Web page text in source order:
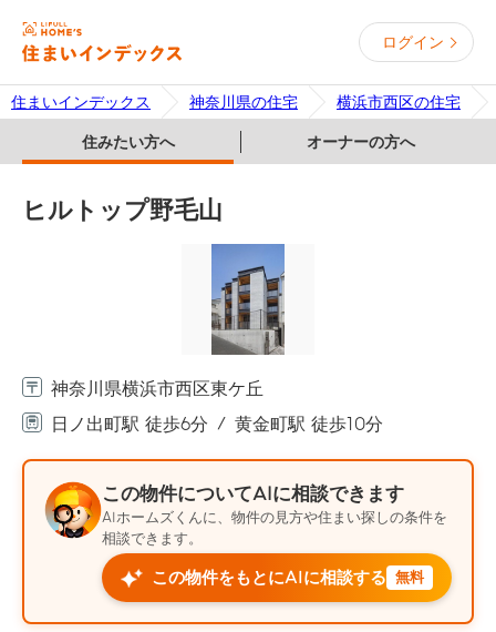
ログイン
住まいインデックス 神奈川県の住宅 横浜市西区の住宅
住みたい方へ オーナーの方へ
ヒルトップ野毛山
神奈川県横浜市西区東ケ丘
日ノ出町駅 徒歩6分
黄金町駅 徒歩10分
この物件についてAIに相談できます
AIホームズくんに、物件の見方や住まい探しの条件を
相談できます。
この物件をもとにAIに相談する 無料